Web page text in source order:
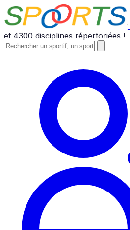
et 4300 disciplines répertoriées !